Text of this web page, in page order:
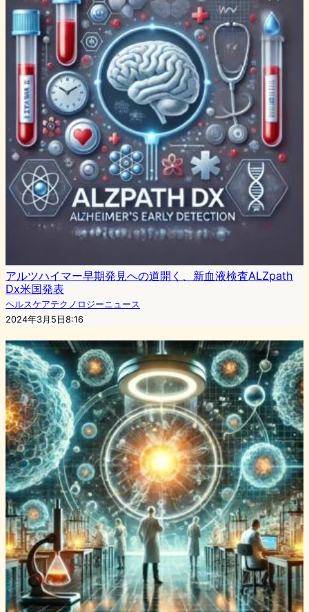
アルツハイマー早期発見への道開く、新血液検査ALZpath
Dx米国発表
ヘルスケアテクノロジーニュース
2024年3月5日8:16